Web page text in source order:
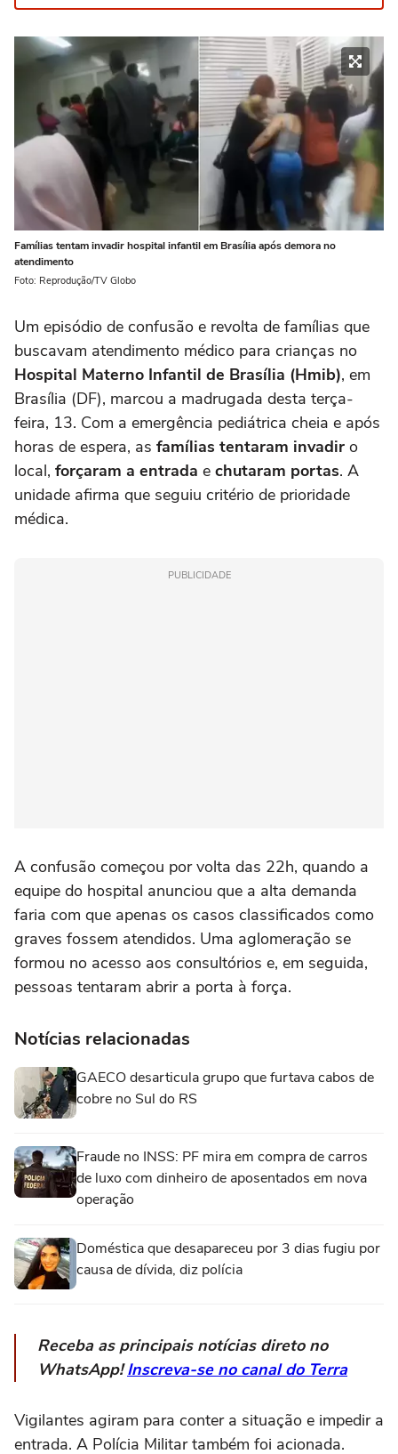
Famílias tentam invadir hospital infantil em Brasília após demora no
atendimento
Foto: Reprodução/TV Globo
Um episódio de confusão e revolta de famílias que
buscavam atendimento médico para crianças no
Hospital Materno Infantil de Brasília (Hmib), em
Brasília (DF), marcou a madrugada desta terça-
feira, 13. Com a emergência pediátrica cheia e após
horas de espera, as famílias tentaram invadir o
local, forçaram a entrada e chutaram portas. A
unidade afirma que seguiu critério de prioridade
médica.
PUBLICIDADE
A confusão começou por volta das 22h, quando a
equipe do hospital anunciou que a alta demanda
faria com que apenas os casos classificados como
graves fossem atendidos. Uma aglomeração se
formou no acesso aos consultórios e, em seguida,
pessoas tentaram abrir a porta à força.
Notícias relacionadas
GAECO desarticula grupo que furtava cabos de
cobre no Sul do RS
Fraude no INSS: PF mira em compra de carros
de luxo com dinheiro de aposentados em nova
operação
Doméstica que desapareceu por 3 dias fugiu por
causa de dívida, diz polícia
Receba as principais notícias direto no
WhatsApp!Inscreva-se no canal do Terra
Vigilantes agiram para conter a situação e impedir a
entrada. A Polícia Militar também foi acionada.